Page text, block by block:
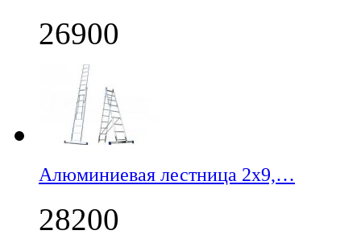
26900
Алюминиевая лестница 2х9,…
28200